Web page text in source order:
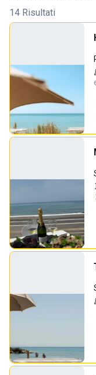
14 Risultati